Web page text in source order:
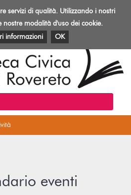
Toggle
PATRIMONIO E RISORSE
eventi
servizi di qualità. Utilizzando i nostri
nostre modalità d'uso dei cookie.
informazioni
OK